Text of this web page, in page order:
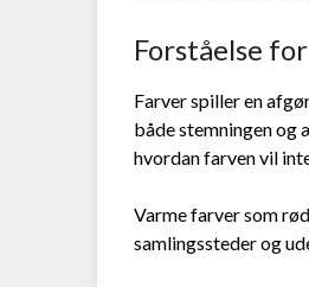
Forståelse
Farver spiller en
både stemningen
hvordan farven vil
Varme farver som
samlingssteder og